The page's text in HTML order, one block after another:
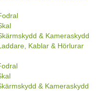
& Kameraskydd
Kablar & Hörlurar
& Kameraskydd